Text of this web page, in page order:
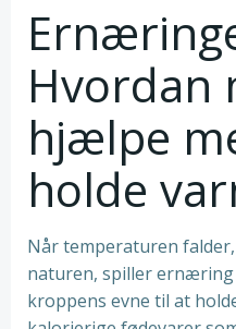
Hvordan
hjælpe
holde
Når temperaturen
naturen, spiller
kroppens evne til at